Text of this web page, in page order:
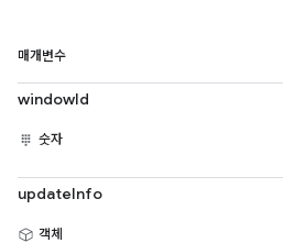
매개변수
windowId
숫자
updateInfo
객체